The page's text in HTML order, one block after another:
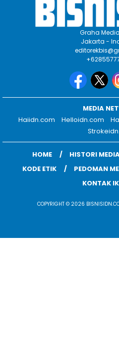
Graha
Jakarta -
MEDIA
Haiidn.com
Helloidn.com
HOME HISTORI
KODE ETIK
PEDOMAN
KONTAK
COPYRIGHT © 2026